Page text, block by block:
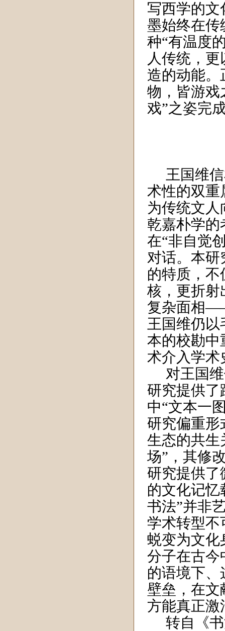
写西学的文
墨始终在传
种“有温度
人传统，
造的动能。
物，皆游戏
戏”之姿完
王国维
术性的双重
为传统文
乾嘉朴学的
在“非自觉
对话。本研
的特质，不
核，更折射
复杂面相
王国维仍
本的校勘中
术介入学术
对王国
研究提供了
中“文本一
研究偏重形
生态的共生
场”，其修
研究提供了
的文化记忆
书法”并非
学术转型
蜕变为文化
分子在古今
的语境下
壁垒，在文
方能真正激
转自《